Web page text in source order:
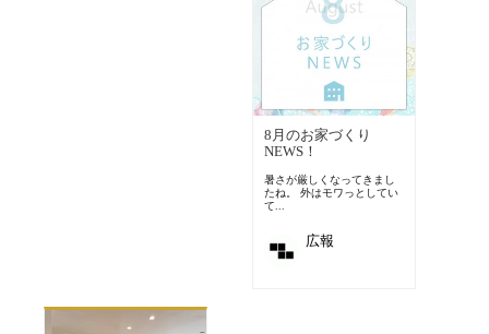
8月のお家づくり
NEWS！
暑さが厳しくなってきまし
たね。 外はモワっとしてい
て...
広報